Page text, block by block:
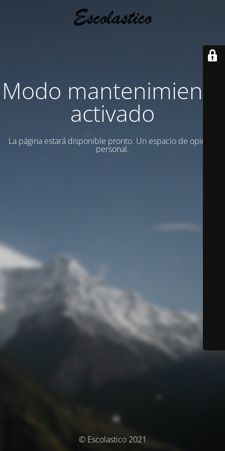
Modo mantenimiento
activado
La página estará disponible pronto. Un espacio de opinion
personal.
© Escolastico 2021